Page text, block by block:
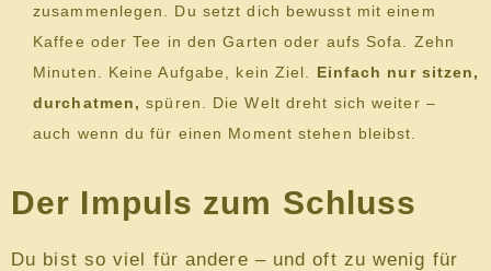
zusammenlegen. Du setzt dich bewusst mit einem
Kaffee oder Tee in den Garten oder aufs Sofa. Zehn
Minuten. Keine Aufgabe, kein Ziel. Einfach nur sitzen,
durchatmen, spüren. Die Welt dreht sich weiter –
auch wenn du für einen Moment stehen bleibst.
Der Impuls zum Schluss
Du bist so viel für andere – und oft zu wenig für